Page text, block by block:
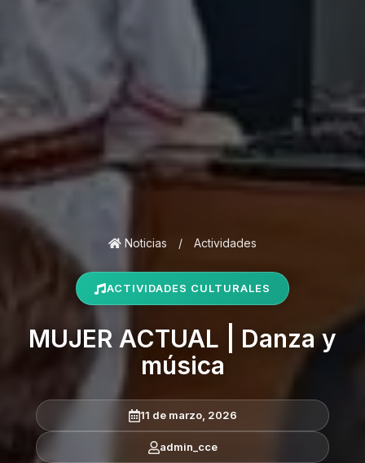
Noticias / Actividades
ACTIVIDADES CULTURALES
MUJER ACTUAL | Danza y
música
11 de marzo, 2026
admin_cce